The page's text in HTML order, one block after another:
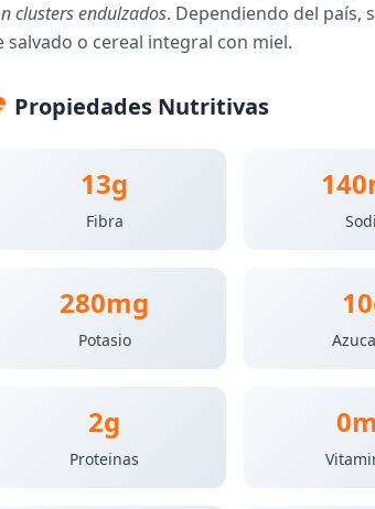
clusters endulzados. Dependiendo del país,
salvado o cereal integral con miel.
Propiedades Nutritivas
13g
Fibra
280mg
Potasio
2g
Proteinas